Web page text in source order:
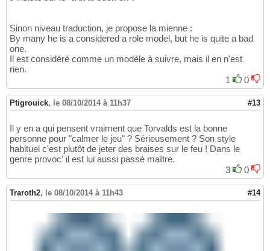
Sinon niveau traduction, je propose la mienne :
By many he is a considered a role model, but he is quite a bad
one.
Il est considéré comme un modèle à suivre, mais il en n'est
rien.
1
0
Ptigrouick, le 08/10/2014 à 11h37 #13
Il y en a qui pensent vraiment que Torvalds est la bonne
personne pour "calmer le jeu" ? Sérieusement ? Son style
habituel c'est plutôt de jeter des braises sur le feu ! Dans le
genre provoc' il est lui aussi passé maître.
3
0
Traroth2, le 08/10/2014 à 11h43 #14